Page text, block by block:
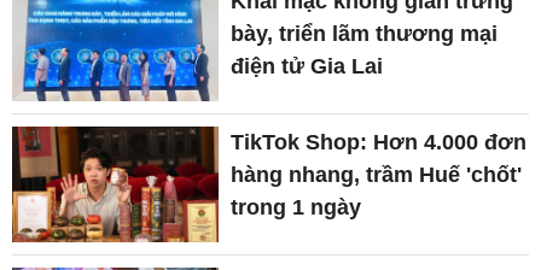
bày, triển lãm thương mại
điện tử Gia Lai
TikTok Shop: Hơn 4.000 đơn
hàng nhang, trầm Huế 'chốt'
trong 1 ngày